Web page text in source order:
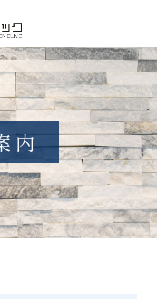
内